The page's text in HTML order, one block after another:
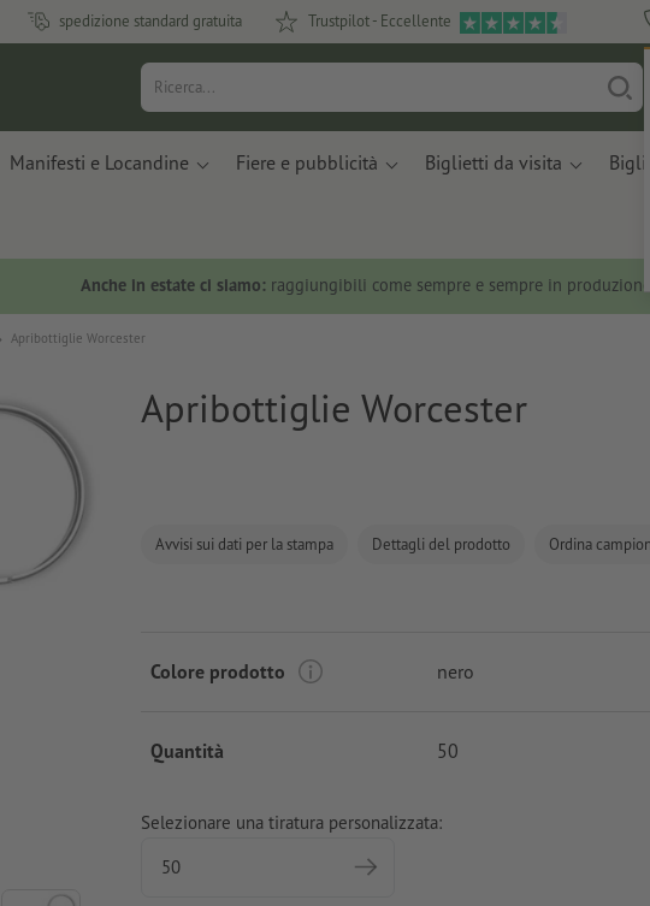
spedizione standard gratuita Trustpilot - Eccellente
Manifesti e Locandine Fiere e pubblicità Biglietti da visita
Anche in estate ci siamo: raggiungibili come sempre e sempre in produzione.
Apribottiglie Worcester
Apribottiglie Worcester
Avvisi sui dati per la stampa Dettagli del prodotto Ordina
Colore prodotto nero
Quantità 50
Selezionare una tiratura personalizzata: